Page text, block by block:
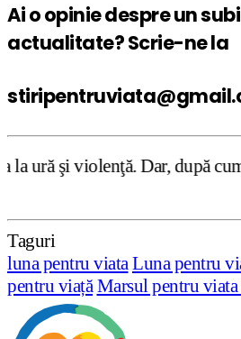
Ai o opinie despre un
actualitate? Scrie-ne la
Dar, după cum confirmă
Taguri
luna pentru viataLuna pentru
pentru viață Marsul pentru